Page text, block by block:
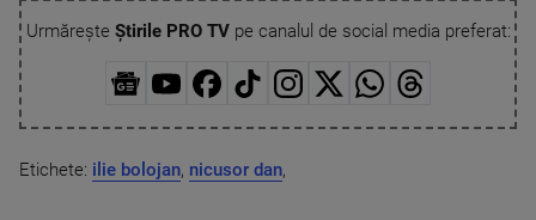
Urmărește Știrile PRO TVpe canalul de social media preferat:
Etichete: ilie bolojan, nicusor dan,